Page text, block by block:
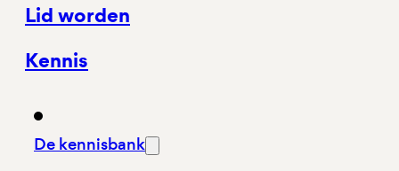
Lid worden
Kennis
De kennisbank